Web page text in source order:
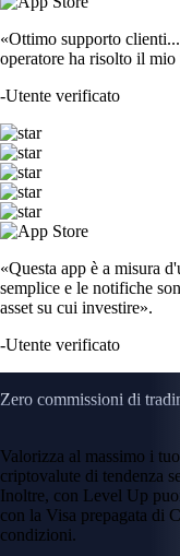
«Ottimo supporto
operatore ha risolto il
-Utente verificato
«Questa app è a misura
semplice e le notifiche
asset su cui investire».
-Utente verificato
Zero commissioni di
Valorizza al massimo i
criptovalute di tendenza
Inoltre, con Level Up
con la Visa prepagata di
condizioni.